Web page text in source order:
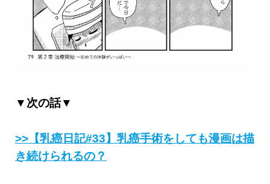
▼次の話▼
>>【乳癌日記#33】乳癌手術をしても漫画は描
き続けられるの？